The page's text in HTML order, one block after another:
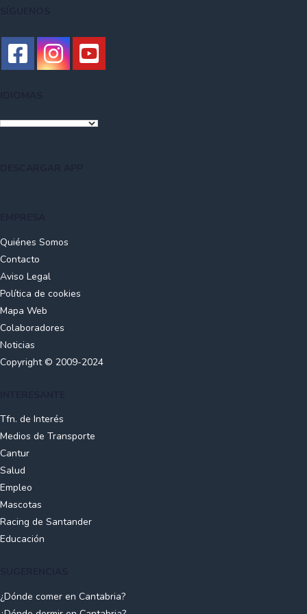
Quiénes Somos
Contacto
Aviso Legal
Política de cookies
Mapa Web
Colaboradores
Noticias
Copyright © 2009-2024
Tfn. de Interés
Medios de Transporte
Cantur
Salud
Empleo
Mascotas
Racing de Santander
Educación
¿Dónde comer en Cantabria?